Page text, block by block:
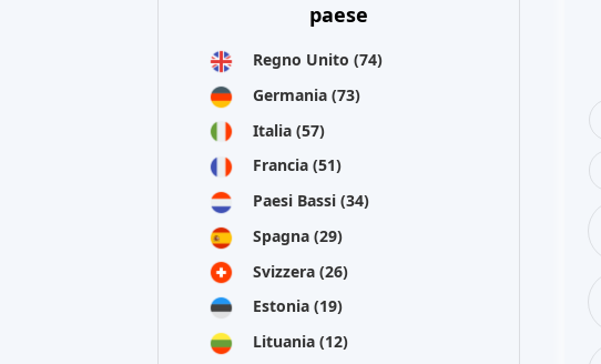
paese
Regno Unito (74)
Germania (73)
Italia (57)
Francia (51)
Paesi Bassi (34)
Spagna (29)
Svizzera (26)
Estonia (19)
Lituania (12)